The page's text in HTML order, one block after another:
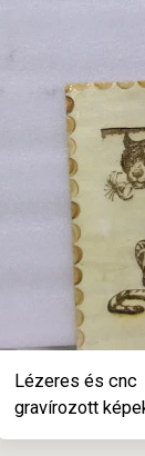
Lézeres és cnc
gravírozott